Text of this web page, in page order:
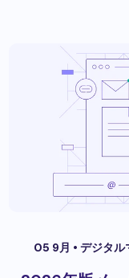
05 9月 • デジタル